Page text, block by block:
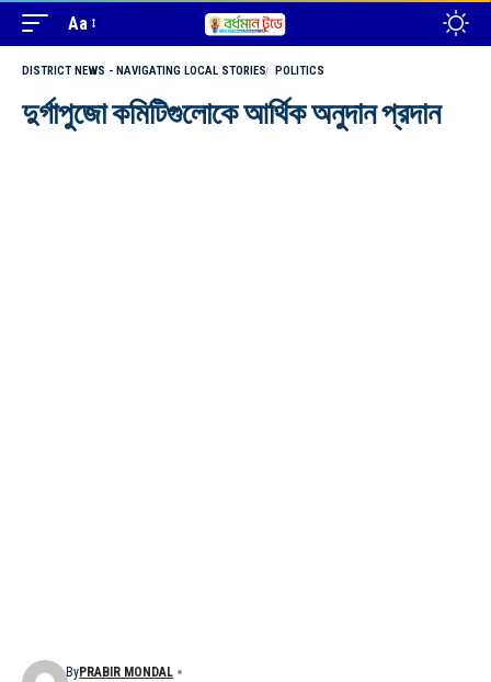
Aa
DISTRICT NEWS - NAVIGATING LOCAL STORIES POLITICS
দুর্গাপুজো কমিটিগুলোকে আর্থিক অনুদান প্রদান
ByPRABIR MONDAL